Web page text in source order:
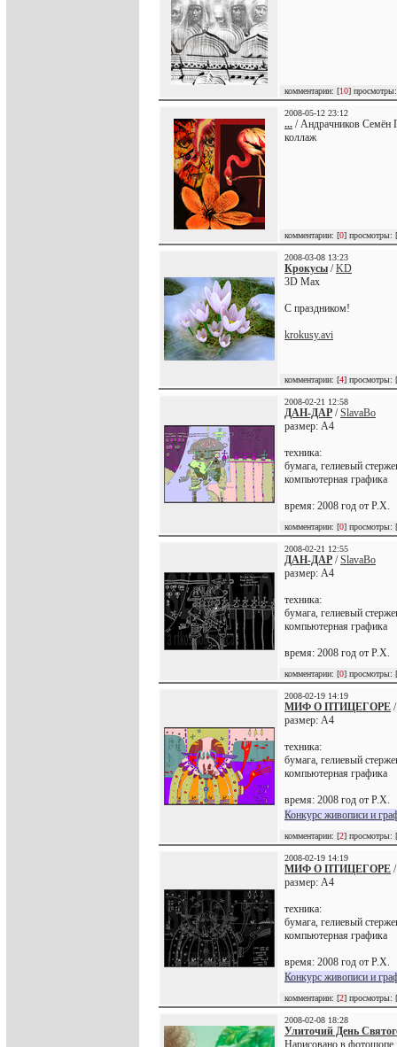
комментарии: [10]
2008-05-12 23:12
... / Андрачников Семён
коллаж
комментарии: [0] просмотры: [
2008-03-08 13:23
Крокусы /KD
3D Max
С праздником!
krokusy.avi
комментарии: [4] просмотры: [
2008-02-21 12:58
ДАН-ДАР /SlavaBo
размер: А4
техника:
бумага, гелиевый
компьютерная графика
время: 2008 год от Р.Х.
комментарии: [0] просмотры: [
2008-02-21 12:55
ДАН-ДАР /SlavaBo
размер: А4
техника:
бумага, гелиевый
компьютерная графика
время: 2008 год от Р.Х.
комментарии: [0] просмотры: [
2008-02-19 14:19
МИФ О ПТИЦЕГОРЕ
размер: А4
техника:
бумага, гелиевый
компьютерная графика
время: 2008 год от Р.Х.
Конкурс живописи и
комментарии: [2] просмотры: [
2008-02-19 14:19
МИФ О ПТИЦЕГОРЕ
размер: А4
техника:
бумага, гелиевый
компьютерная графика
время: 2008 год от Р.Х.
Конкурс живописи и
комментарии: [2] просмотры: [
2008-02-08 18:28
Улиточий День
Нарисовано в фотошопе,